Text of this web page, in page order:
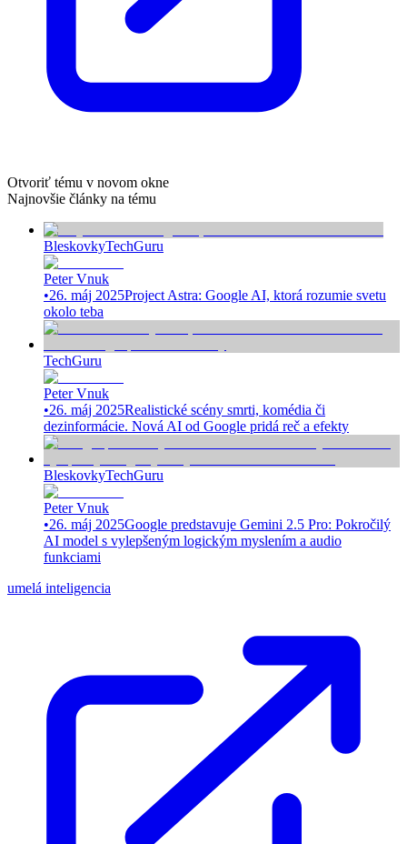
Otvoriť tému v novom okne
Najnovšie články na tému
BleskovkyTechGuru
Peter Vnuk
•26. máj 2025Project Astra: Google AI, ktorá rozumie svetu
okolo teba
TechGuru
Peter Vnuk
•26. máj 2025Realistické scény smrti, komédia či
dezinformácie. Nová AI od Google pridá reč a efekty
BleskovkyTechGuru
Peter Vnuk
•26. máj 2025Google predstavuje Gemini 2.5 Pro: Pokročilý
AI model s vylepšeným logickým myslením a audio
funkciami
umelá inteligencia